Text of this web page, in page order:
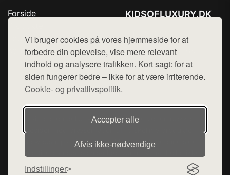
Vi bruger cookies på vores hjemmeside for at
forbedre din oplevelse, vise mere relevant
indhold og analysere trafikken. Kort sagt: for at
siden fungerer bedre – ikke for at være irriterende.
Cookie- og privatlivspolitik.
Accepter alle
Afvis ikke‑nødvendige
Indstillinger
Forside
Top Rabatter
Kontakt
KIDSOFLUXURY.DK
Mail: hej@want.dk
Cookie- og privatlivspolitik
Denne side er en del af want.dk, der udgiver en række
hjemmesider med præsentation af forskellige produkter fra
diverse webshops. Der sælges ikke varer fra denne side - vi
henviser til de shops, som sælger varen. Vi har heller ikke
varerne på lager.